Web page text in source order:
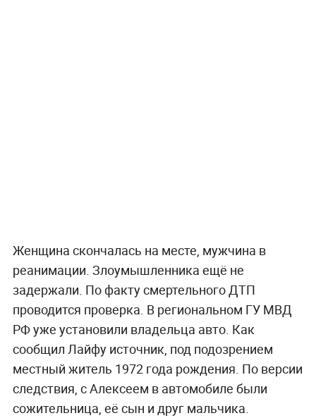
Женщина скончалась на месте, мужчина в
реанимации. Злоумышленника ещё не
задержали. По факту смертельного ДТП
проводится проверка. В региональном ГУ МВД
РФ уже установили владельца авто. Как
сообщил Лайфу источник, под подозрением
местный житель 1972 года рождения. По версии
следствия, с Алексеем в автомобиле были
сожительница, её сын и друг мальчика.